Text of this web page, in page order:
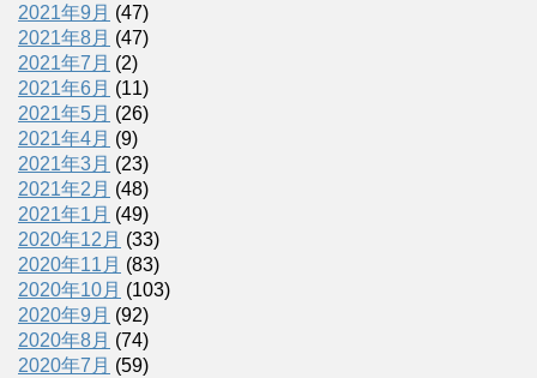
2021年9月 (47)
2021年8月 (47)
2021年7月 (2)
2021年6月 (11)
2021年5月 (26)
2021年4月 (9)
2021年3月 (23)
2021年2月 (48)
2021年1月 (49)
2020年12月 (33)
2020年11月 (83)
2020年10月 (103)
2020年9月 (92)
2020年8月 (74)
2020年7月 (59)